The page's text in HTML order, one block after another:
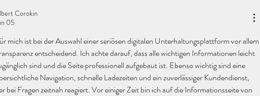
Corokin
05
mich ist bei der Auswahl einer seriösen digitalen Unterhaltungsplattform vor allem
entscheidend. Ich achte darauf, dass alle wichtigen Informationen leicht
sind und die Seite professionell aufgebaut ist. Ebenso wichtig sind eine
Navigation, schnelle Ladezeiten und ein zuverlässiger Kundendienst,
bei Fragen zeitnah reagiert. Vor einiger Zeit bin ich auf die Informationsseite von